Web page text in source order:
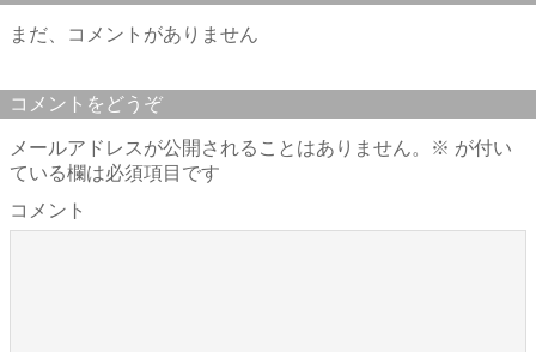
まだ、コメントがありません
コメントをどうぞ
メールアドレスが公開されることはありません。 ※ が付い
ている欄は必須項目です
コメント